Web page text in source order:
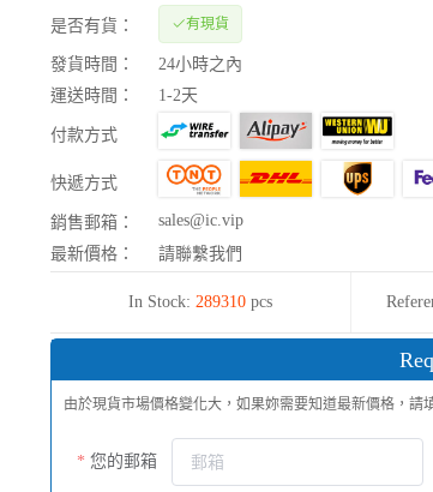
是否有貨： 有現貨
發貨時間：
24小時之內
運送時間：
1-2天
付款方式
快遞方式
銷售郵箱：
sales@ic.vip
最新價格：
請聯繫我們
In Stock: 289310 pcs
由於現貨市場價格變化大，如果妳需要知道最新價格，請
您的郵箱